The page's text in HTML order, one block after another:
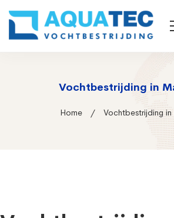
Vochtbestrijding in
Home Vochtbestrijding in